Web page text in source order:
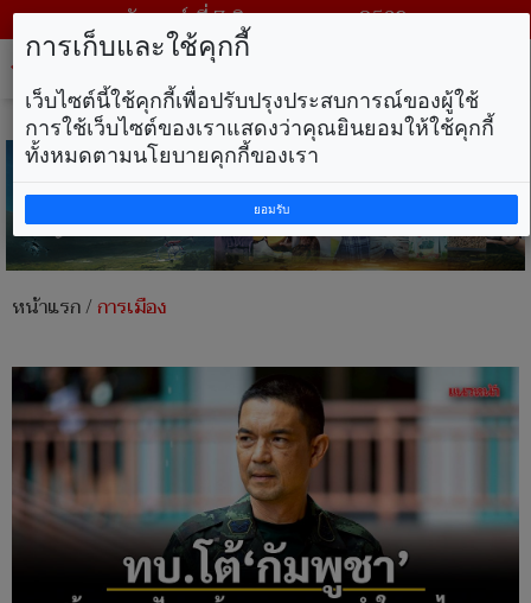
วันศุกร์ ที่ 7 สิงหาคม พ.ศ. 2569
หน้าแรก/การเมือง
การเก็บและใช้คุกกี้
เว็บไซต์นี้ใช้คุกกี้เพื่อปรับปรุงประสบการณ์ของผู้ใช้
การใช้เว็บไซต์ของเราแสดงว่าคุณยินยอมให้ใช้คุกกี้
ทั้งหมดตามนโยบายคุกกี้ของเรา
ยอมรับ